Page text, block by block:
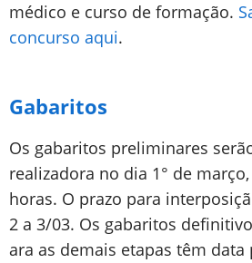
médico e curso de formação.
concurso aqui.
Gabaritos
Os gabaritos preliminares
realizadora no dia 1° de
horas. O prazo para
2 a 3/03. Os gabaritos
ara as demais etapas têm data